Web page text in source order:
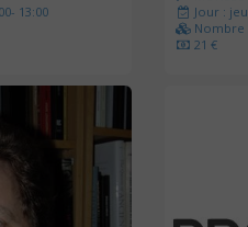
13:00
Jour :
Nombre
21 €